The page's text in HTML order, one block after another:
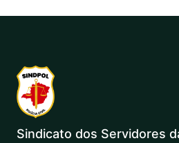
Sindicato dos Servidores